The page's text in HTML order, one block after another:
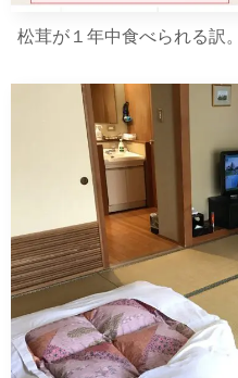
松茸が１年中食べられる訳